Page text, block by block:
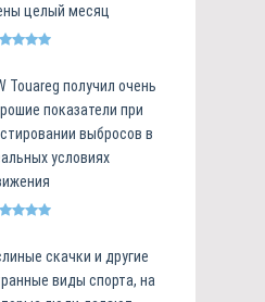
целый месяц
Touareg получил очень
показатели при
выбросов в
условиях
скачки и другие
виды спорта, на